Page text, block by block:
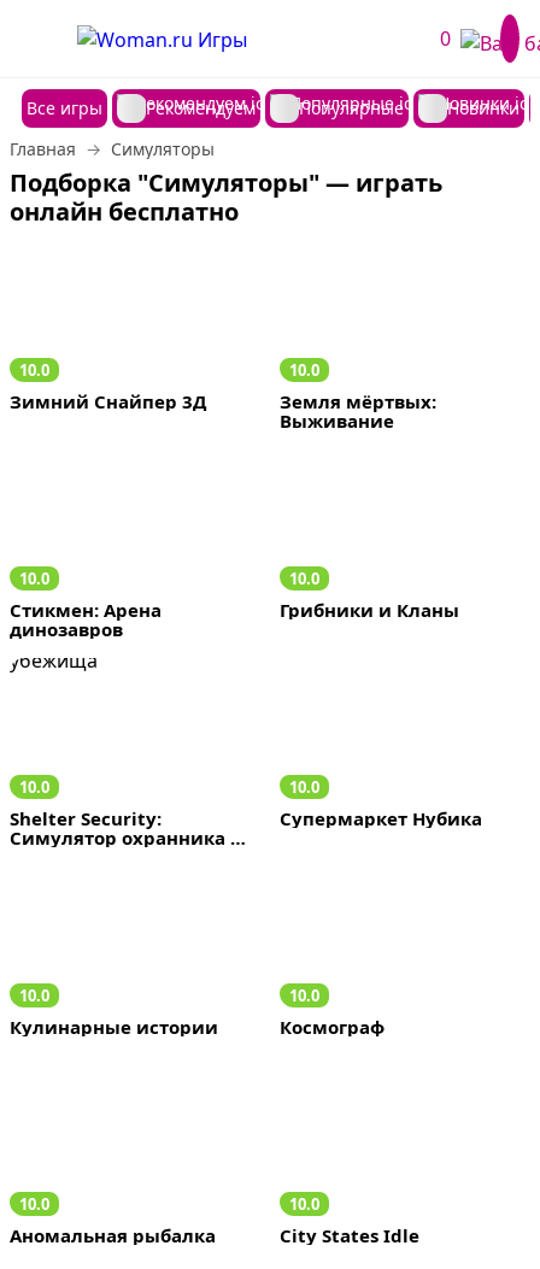
0
Все игры Рекомендуем Популярные
Новинки
Главная
Симуляторы
Подборка "Симуляторы" — играть
онлайн бесплатно
10.0
Зимний Снайпер 3Д
10.0
Земля мёртвых:
Выживание
10.0
Стикмен: Арена
динозавров
10.0
Грибники и Кланы
10.0
Shelter Security:
Симулятор охранника
10.0
Супермаркет Нубика
10.0
Кулинарные истории
10.0
Космограф
10.0
Аномальная рыбалка
10.0
City States Idle